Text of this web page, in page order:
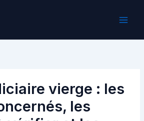
vierge : les
les